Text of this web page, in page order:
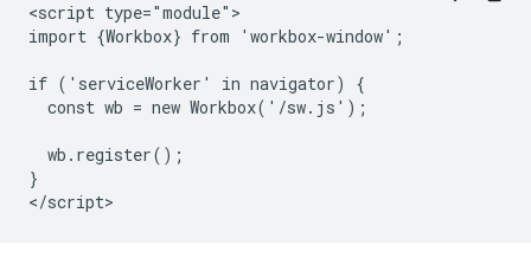
<script type="module">
import {Workbox} from 'workbox-window';
if ('serviceWorker' in navigator) {
  const wb = new Workbox('/sw.js');
  wb.register();
}